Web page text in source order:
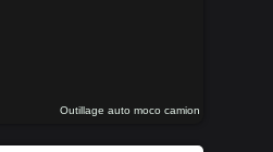
Outillage auto moco camion